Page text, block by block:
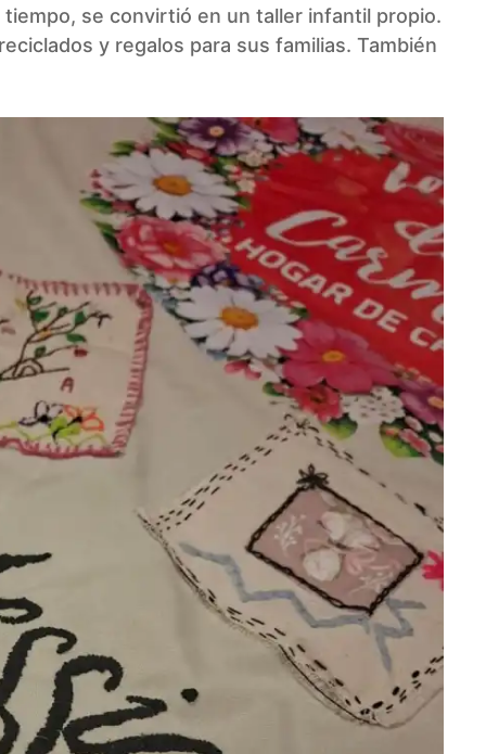
se convirtió en un taller infantil propio.
y regalos para sus familias. También